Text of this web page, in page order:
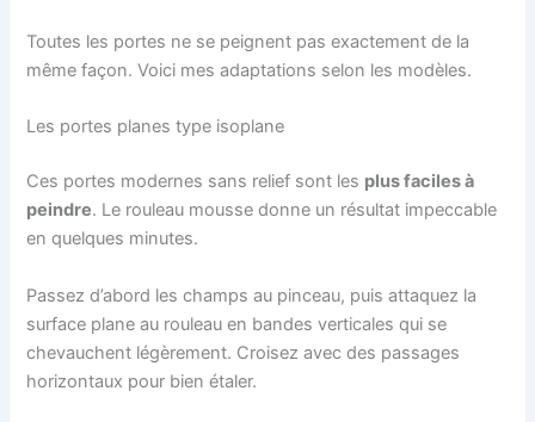
Toutes les portes ne se peignent pas exactement de la
même façon. Voici mes adaptations selon les modèles.
Les portes planes type isoplane
Ces portes modernes sans relief sont les plus faciles à
peindre. Le rouleau mousse donne un résultat impeccable
en quelques minutes.
Passez d’abord les champs au pinceau, puis attaquez la
surface plane au rouleau en bandes verticales qui se
chevauchent légèrement. Croisez avec des passages
horizontaux pour bien étaler.